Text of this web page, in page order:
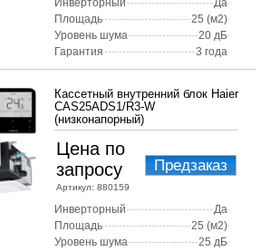
Инверторный
Да
Площадь
25 (м2)
Уровень шума
20 дБ
Гарантия
3 года
Кассетный внутренний блок Haier
CAS25ADS1/R3-W
(низконапорный)
Цена по
запросу
Артикул: 880159
Предзаказ
Инверторный
Да
Площадь
25 (м2)
Уровень шума
25 дБ